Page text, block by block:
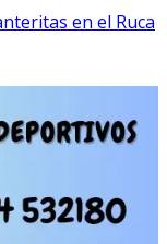
en el Ruca